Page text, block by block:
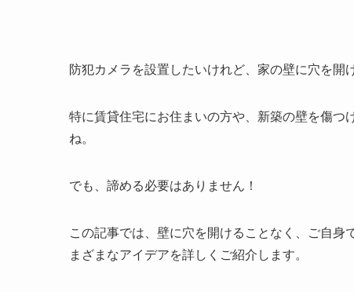
防犯カメラを設置したいけれど、家の壁に穴を
特に賃貸住宅にお住まいの方や、新築の壁を傷つ
ね。
でも、諦める必要はありません！
この記事では、 壁に穴を開けることなく、ご自身
まざまなアイデアを詳しくご紹介します。